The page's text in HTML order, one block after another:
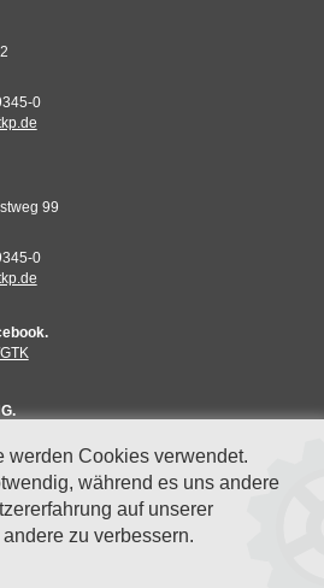
0
99
0
werden Cookies verwendet.
während es uns andere
auf unserer
zu verbessern.